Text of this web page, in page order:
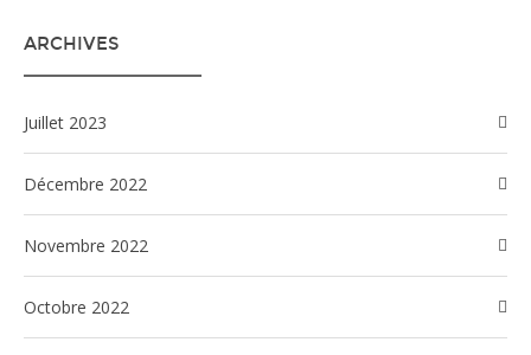
ARCHIVES
juillet 2023
décembre 2022
novembre 2022
octobre 2022